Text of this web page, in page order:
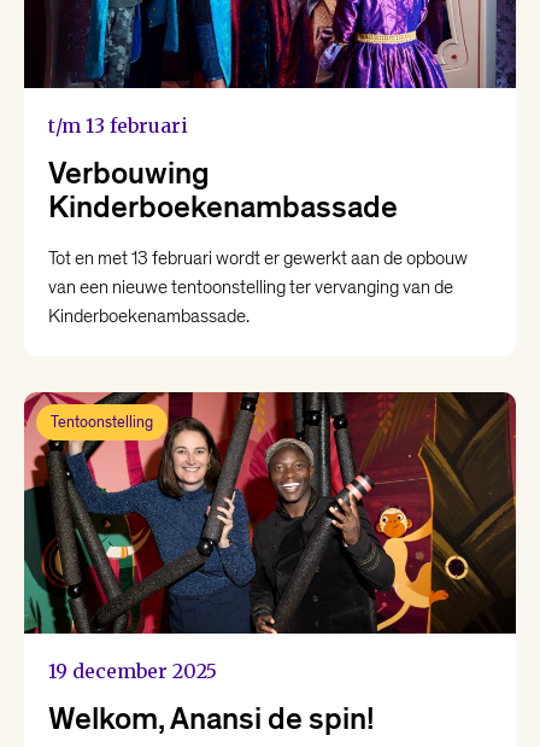
t/m 13 februari
Verbouwing
Kinderboekenambassade
Tot en met 13 februari wordt er gewerkt aan de opbouw
van een nieuwe tentoonstelling ter vervanging van de
Kinderboekenambassade.
Tentoonstelling
19 december 2025
Welkom, Anansi de spin!